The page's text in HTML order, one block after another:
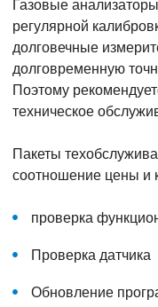
Газовые
регулярной
долговечные
долговременную
Поэтому
техническое
Пакеты
соотношение цены и
проверка
Проверка датчика
Обновление